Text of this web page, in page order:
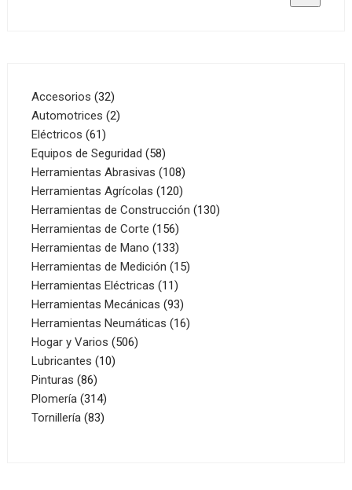
Accesorios 3232
productos
Automotrices 22
Eléctricos 6161
productos
Equipos de Seguridad 5858
productos
Herramientas Abrasivas 108108
productos
Herramientas Agrícolas 120120
productos
Herramientas de Construcción 130130
Herramientas de Corte 156156
productos
Herramientas de Mano 133133
productos
Herramientas de Medición 1515
Herramientas Eléctricas 1111
productos
Herramientas Mecánicas 9393
productos
Herramientas Neumáticas 1616
Hogar y Varios 506506
Lubricantes 1010
Pinturas 8686
productos
Plomería 314314
productos
Tornillería 8383